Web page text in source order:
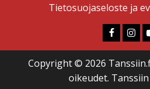
Tietosuojaseloste ja
Copyright © 2026
oikeudet. Tanssiin